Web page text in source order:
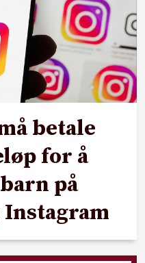
betale
for å
på
Instagram